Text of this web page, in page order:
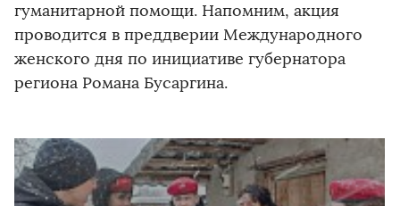
гуманитарной помощи. Напомним, акция
проводится в преддверии Международного
женского дня по инициативе губернатора
региона Романа Бусаргина.